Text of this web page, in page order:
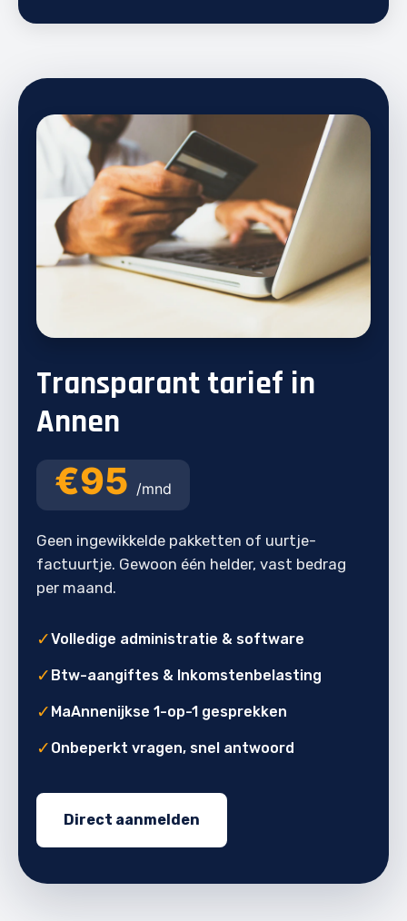
Transparant tarief in
Annen
€95 /mnd
Geen ingewikkelde pakketten of uurtje-
factuurtje. Gewoon één helder, vast bedrag
per maand.
✓Volledige administratie & software
✓ Btw-aangiftes & Inkomstenbelasting
✓ MaAnnenijkse 1-op-1 gesprekken
✓ Onbeperkt vragen, snel antwoord
Direct aanmelden